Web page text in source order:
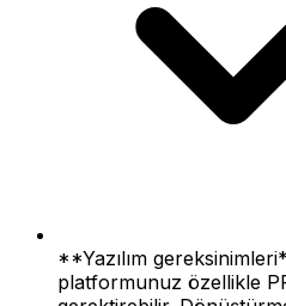
**Yazılım
platformunuz özellikle